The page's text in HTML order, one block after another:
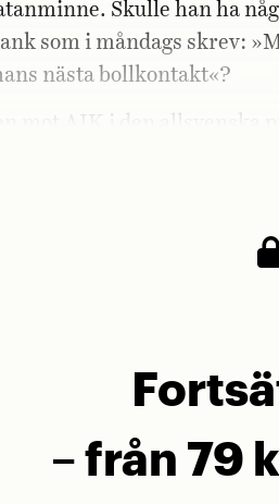
Skulle han ha
som i måndags skrev:
nästa bollkontakt«?
– från 79